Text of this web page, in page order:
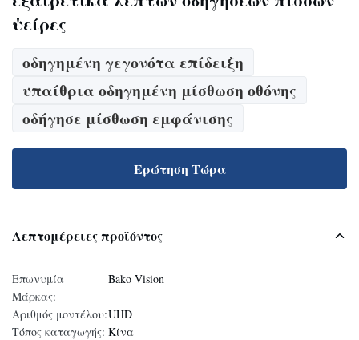
ψείρες
οδηγημένη γεγονότα επίδειξη
υπαίθρια οδηγημένη μίσθωση οθόνης
οδήγησε μίσθωση εμφάνισης
Ερώτηση Τώρα
Λεπτομέρειες προϊόντος
Επωνυμία
Μάρκας:
Bako Vision
Αριθμός μοντέλου:UHD
Τόπος καταγωγής: Κίνα